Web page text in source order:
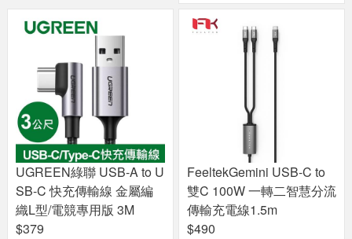
UGREEN綠聯 USB-A to U
SB-C 快充傳輸線 金屬編
織L型/電競專用版 3M
$379
FeeltekGemini USB-C to
雙C 100W 一轉二智慧分流
傳輸充電線1.5m
$490